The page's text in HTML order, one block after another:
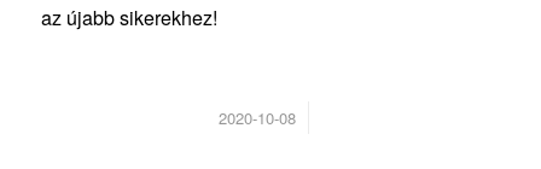
az újabb sikerekhez!
2020-10-08
/